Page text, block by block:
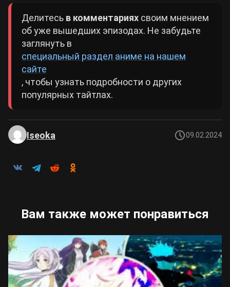
Делитесь в комментариях своим мнением
об уже вышедших эпизодах. Не забудьте
заглянуть в
специальный раздел аниме на нашем
сайте
, чтобы узнать подробности о других
популярных тайтлах.
Iseoka 09.02.2024
Вам также может понравиться